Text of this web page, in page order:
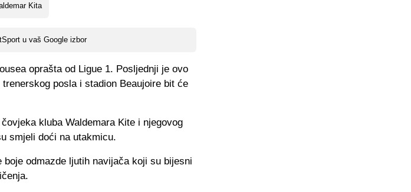
Kita
u vaš Google izbor
oprašta od Ligue 1. Posljednji je ovo
posla i stadion Beaujoire bit će
kluba Waldemara Kite i njegovog
smjeli doći na utakmicu.
odmazde ljutih navijača koji su bijesni